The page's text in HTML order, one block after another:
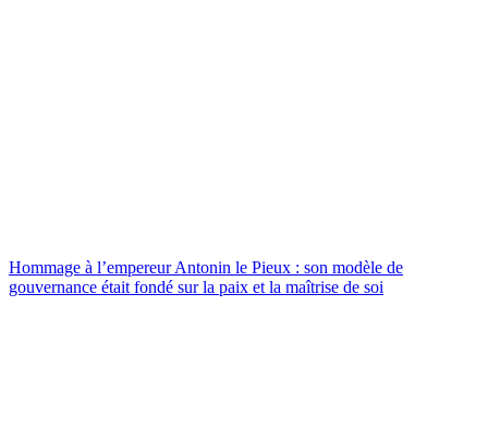
Hommage à l’empereur Antonin le Pieux : son modèle de
gouvernance était fondé sur la paix et la maîtrise de soi